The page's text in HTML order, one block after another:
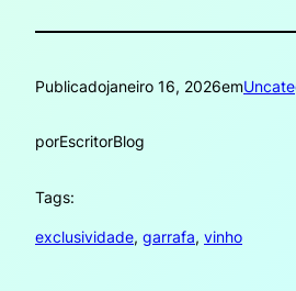
Publicadojaneiro 16, 2026em
porEscritorBlog
Tags:
exclusividade, garrafa, vinho